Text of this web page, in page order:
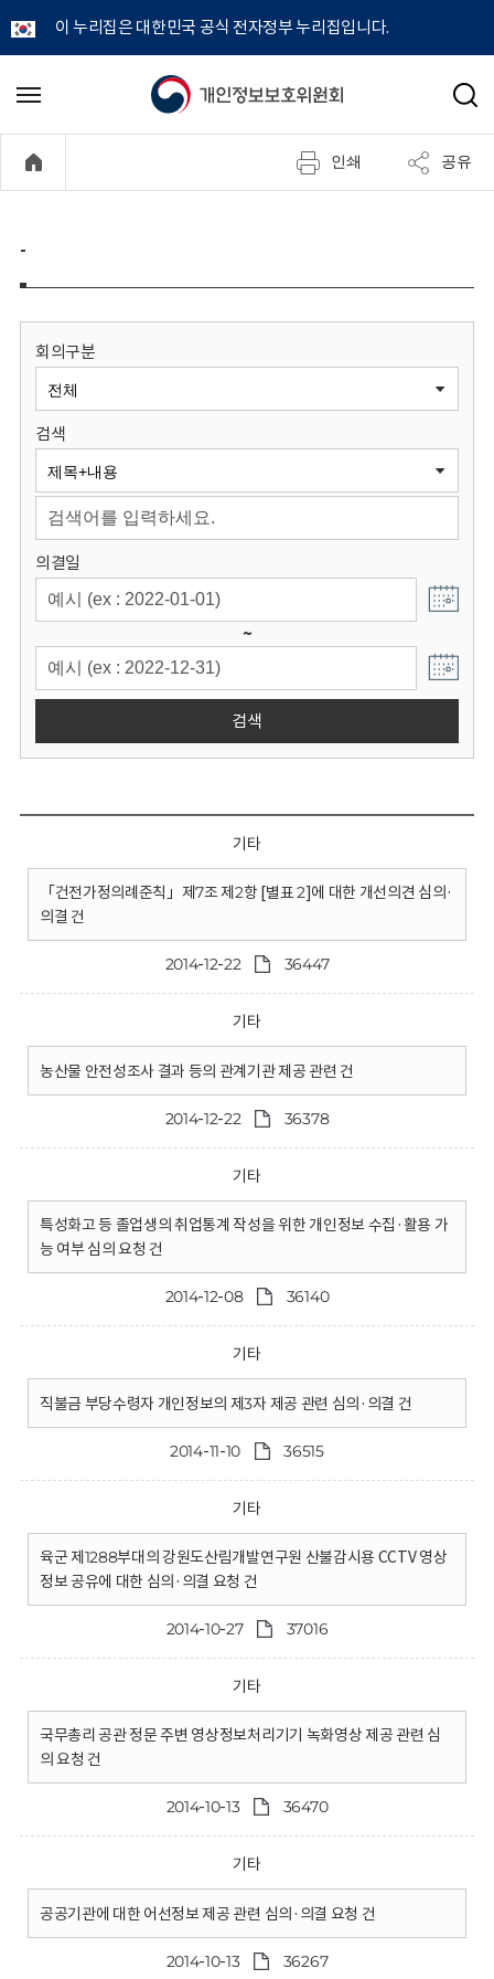
이 누리집은 대한민국 공식 전자정부 누리집입니다.
개
정
보
원
회
메
기
검
인쇄 공유
-
회의구분
검색
의결일
~
검색
기타
「건전가정의례준칙」제7조 제2항 [별표 2]에 대한 개선의견 심의·
의결 건
2014-12-22 36447
기타
농산물 안전성조사 결과 등의 관계기관 제공 관련 건
2014-12-22 36378
기타
특성화고 등 졸업생의 취업통계 작성을 위한 개인정보 수집·활용 가
능 여부 심의 요청 건
2014-12-08 36140
기타
직불금 부당수령자 개인정보의 제3자 제공 관련 심의·의결 건
2014-11-10 36515
기타
육군 제1288부대의 강원도산림개발연구원 산불감시용 CCTV 영상
정보 공유에 대한 심의·의결 요청 건
2014-10-27 37016
기타
국무총리 공관 정문 주변 영상정보처리기기 녹화영상 제공 관련 심
의 요청 건
2014-10-13 36470
기타
공공기관에 대한 어선정보 제공 관련 심의·의결 요청 건
2014-10-13 36267